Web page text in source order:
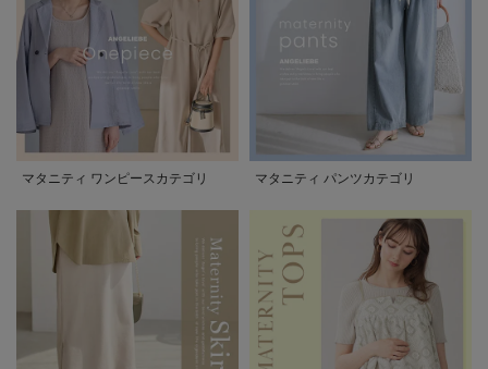
マタニティ ワンピースカテゴリ マタニティ パンツカテゴリ